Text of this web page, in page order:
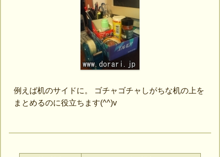
例えば机のサイドに。 ゴチャゴチャしがちな机の上を
まとめるのに役立ちます(^^)v